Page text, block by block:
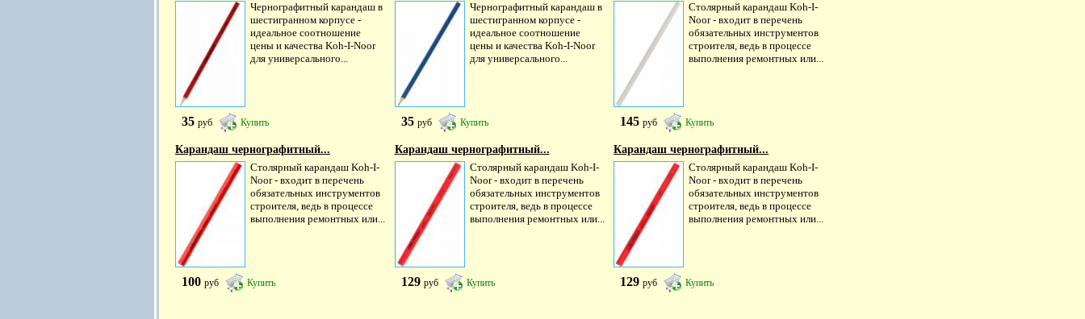
Чернографитный карандаш в
шестигранном корпусе -
идеальное соотношение
цены и качества Koh-I-Noor
для универсального...
35 руб Купить
Чернографитный карандаш в
шестигранном корпусе -
идеальное соотношение
цены и качества Koh-I-Noor
для универсального...
35 руб Купить
Столярный карандаш Koh-I-
Noor - входит в перечень
обязательных инструментов
строителя, ведь в процессе
выполнения ремонтных или...
145руб Купить
Карандаш чернографитный...
Столярный карандаш Koh-I-
Noor - входит в перечень
обязательных инструментов
строителя, ведь в процессе
выполнения ремонтных или...
100 руб Купить
Карандаш чернографитный...
Столярный карандаш Koh-I-
Noor - входит в перечень
обязательных инструментов
строителя, ведь в процессе
выполнения ремонтных или...
129 руб Купить
Карандаш чернографитный...
Столярный карандаш Koh-I-
Noor - входит в перечень
обязательных инструментов
строителя, ведь в процессе
выполнения ремонтных или...
129руб Купить